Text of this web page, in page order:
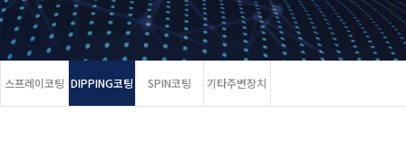
스프레이코팅 DIPPING코팅 SPIN코팅 기타주변장치